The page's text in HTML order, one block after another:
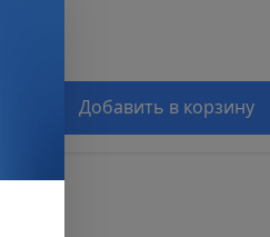
Добавить в корзину